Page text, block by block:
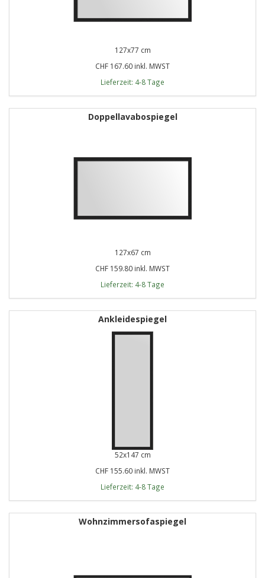
127x77 cm
CHF 167.60 inkl. MWST
Lieferzeit: 4-8 Tage
Doppellavabospiegel
127x67 cm
CHF 159.80 inkl. MWST
Lieferzeit: 4-8 Tage
Ankleidespiegel
52x147 cm
CHF 155.60 inkl. MWST
Lieferzeit: 4-8 Tage
Wohnzimmersofaspiegel